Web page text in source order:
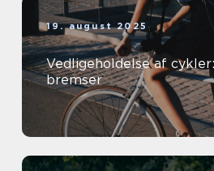
19. august 2025
Vedligeholdelse af
bremser